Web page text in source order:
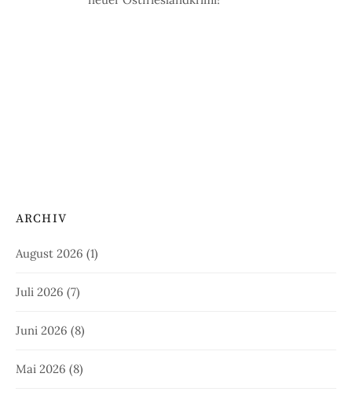
ARCHIV
August 2026 (1)
Juli 2026 (7)
Juni 2026 (8)
Mai 2026 (8)